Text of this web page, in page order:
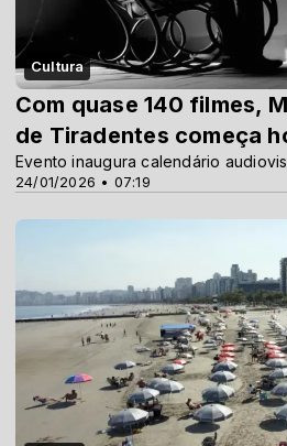
Cultura
24/01/2026 • 07:19
Com quase 140 filmes,
de Tiradentes começa
Evento inaugura calendário